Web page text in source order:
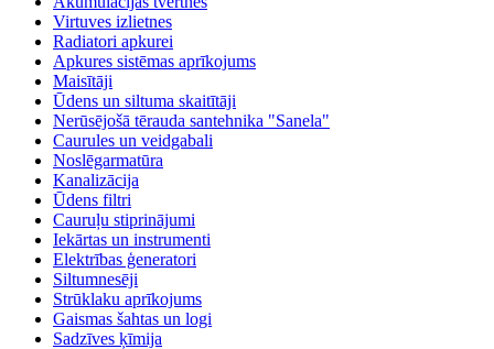
Virtuves izlietnes
Radiatori apkurei
Apkures sistēmas aprīkojums
Maisītāji
Ūdens un siltuma skaitītāji
Nerūsējošā tērauda santehnika "Sanela"
Caurules un veidgabali
Noslēgarmatūra
Kanalizācija
Ūdens filtri
Cauruļu stiprinājumi
Iekārtas un instrumenti
Elektrības ģeneratori
Siltumnesēji
Strūklaku aprīkojums
Gaismas šahtas un logi
Sadzīves ķīmija